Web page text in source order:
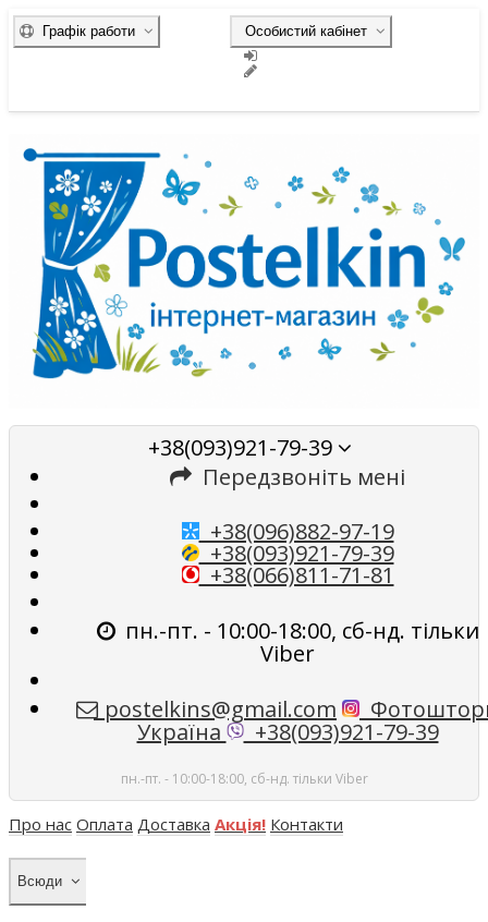
Особистий кабінет
Графік работи
+38(093)921-79-39
Передзвоніть мені
+38(096)882-97-19
+38(093)921-79-39
+38(066)811-71-81
пн.-пт. - 10:00-18:00, сб-нд. тільки
Viber
postelkins@gmail.com
Україна +38(093)921-79-39
пн.-пт. - 10:00-18:00, сб-нд. тільки Viber
Про нас Оплата Доставка Акція! Контакти
Всюди